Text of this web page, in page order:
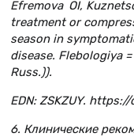
Efremova OI,
treatment or
season in
disease. Flebologiya
Russ.)).
EDN: ZSKZUY.
6. Клинические